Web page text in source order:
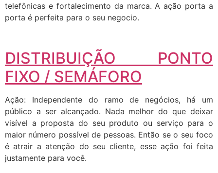
telefônicas e fortalecimento da marca. A ação porta a
porta é perfeita para o seu negocio.
DISTRIBUIÇÃO PONTO
FIXO / SEMÁFORO
Ação: Independente do ramo de negócios, há um
público a ser alcançado. Nada melhor do que deixar
visível a proposta do seu produto ou serviço para o
maior número possível de pessoas. Então se o seu foco
é atrair a atenção do seu cliente, esse ação foi feita
justamente para você.